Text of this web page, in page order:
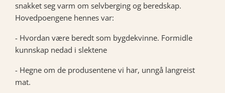
snakket seg varm om selvberging og beredskap.
Hovedpoengene hennes var:
- Hvordan være beredt som bygdekvinne. Formidle
kunnskap nedad i slektene
- Hegne om de produsentene vi har, unngå langreist
mat.